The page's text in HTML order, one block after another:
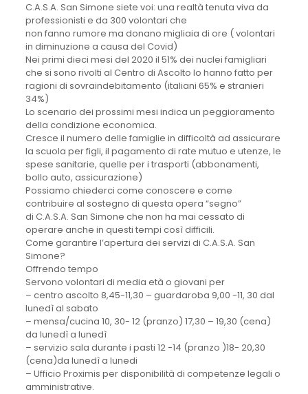
C.A.S.A. San Simone siete voi: una realtà tenuta viva da
professionisti e da 300 volontari che
non fanno rumore ma donano migliaia di ore ( volontari
in diminuzione a causa del Covid)
Nei primi dieci mesi del 2020 il 51% dei nuclei famigliari
che si sono rivolti al Centro di Ascolto lo hanno fatto per
ragioni di sovraindebitamento (italiani 65% e stranieri
34%)
Lo scenario dei prossimi mesi indica un peggioramento
della condizione economica.
Cresce il numero delle famiglie in difficoltà ad assicurare
la scuola per figli, il pagamento di rate mutuo e utenze, le
spese sanitarie, quelle per i trasporti (abbonamenti,
bollo auto, assicurazione)
Possiamo chiederci come conoscere e come
contribuire al sostegno di questa opera “segno”
di C.A.S.A. San Simone che non ha mai cessato di
operare anche in questi tempi così difficili.
Come garantire l’apertura dei servizi di C.A.S.A. San
Simone?
Offrendo tempo
Servono volontari di media età o giovani per
– centro ascolto 8,45-11,30 – guardaroba 9,00 -11, 30 dal
lunedì al sabato
– mensa/cucina 10, 30- 12 (pranzo) 17,30 – 19,30 (cena)
da lunedì a lunedì
– servizio sala durante i pasti 12 -14 (pranzo )18- 20,30
(cena)da lunedì a lunedi
– Ufficio Proximis per disponibilità di competenze legali o
amministrative.